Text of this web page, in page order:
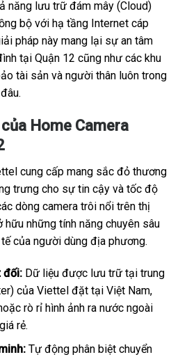
năng lưu trữ đám mây (Cloud)
bộ với hạ tầng Internet cáp
pháp này mang lại sự an tâm
tại Quận 12 cũng như các khu
tài sản và người thân luôn trong
Home Camera
cung cấp mang sắc đỏ thương
trưng cho sự tin cậy và tốc độ
dòng camera trôi nổi trên thị
những tính năng chuyên sâu
của người dùng địa phương.
đối:Dữ liệu được lưu trữ tại trung
của Viettel đặt tại Việt Nam,
rò rỉ hình ảnh ra nước ngoài
rẻ.
Tự động phân biệt chuyển